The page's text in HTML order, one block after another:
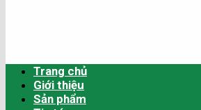
Trang chủ
Giới thiệu
Sản phẩm